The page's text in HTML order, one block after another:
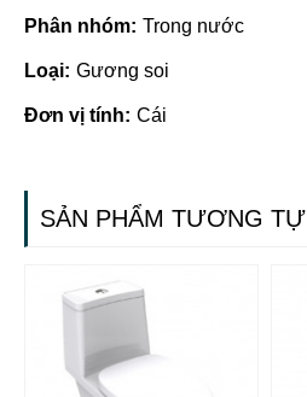
Phân nhóm: Trong nước
Loại: Gương soi
Đơn vị tính: Cái
SẢN PHẨM TƯƠNG TỰ